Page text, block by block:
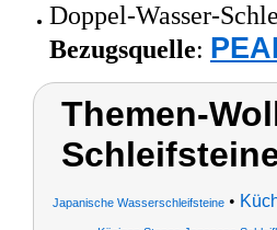
Doppel-Wasser-
Bezugsquelle:
Themen-
Japanische Wasserschleifsteine •